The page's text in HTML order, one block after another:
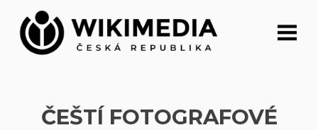
Přeskočit
obsah
ČEŠTÍ FOTOGRAFOVÉ